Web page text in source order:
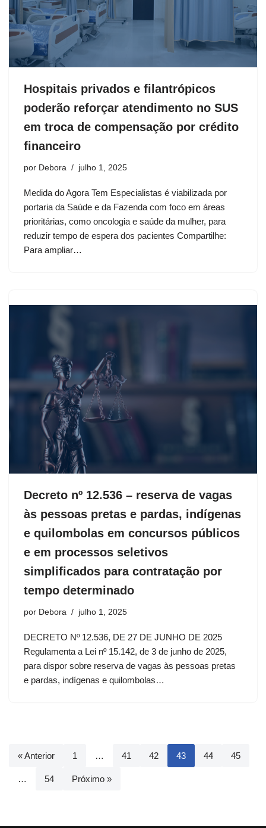
Hospitais privados e filantrópicos
poderão reforçar atendimento no SUS
em troca de compensação por crédito
financeiro
por Debora julho 1, 2025
Medida do Agora Tem Especialistas é viabilizada por
portaria da Saúde e da Fazenda com foco em áreas
prioritárias, como oncologia e saúde da mulher, para
reduzir tempo de espera dos pacientes Compartilhe:
Para ampliar…
Decreto nº 12.536 – reserva de vagas
às pessoas pretas e pardas, indígenas
e quilombolas em concursos públicos
e em processos seletivos
simplificados para contratação por
tempo determinado
por Debora julho 1, 2025
DECRETO Nº 12.536, DE 27 DE JUNHO DE 2025
Regulamenta a Lei nº 15.142, de 3 de junho de 2025,
para dispor sobre reserva de vagas às pessoas pretas
e pardas, indígenas e quilombolas…
« Anterior 1 … 41 42 43 44 45
… 54 Próximo »